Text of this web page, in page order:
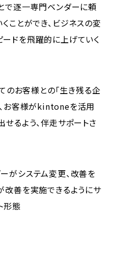
で逐一専門ベンダーに頼
ことができ、ビジネスの変
ドを飛躍的に上げていく
お客様との「生き残る企
お客様がkintoneを活用
るよう、伴走サポートさ
システム変更、改善を
改善を実施できるようにサ
形態